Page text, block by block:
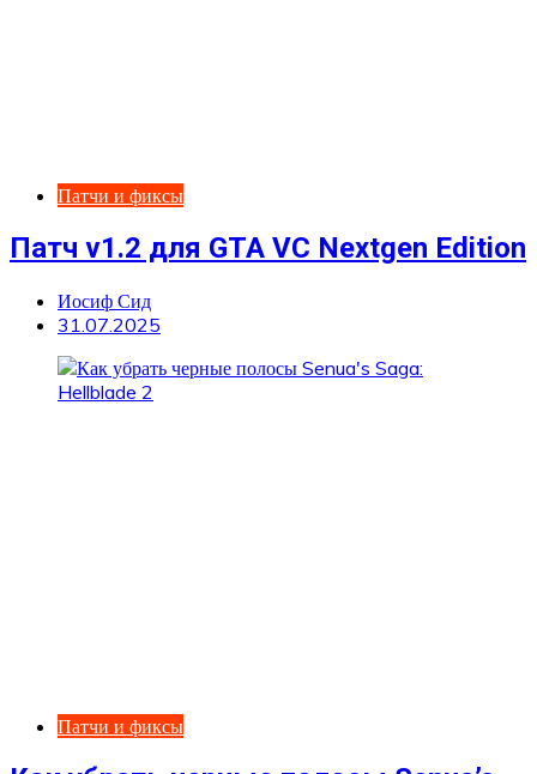
Патчи и фиксы
Патч v1.2 для GTA VC Nextgen Edition
Иосиф Сид
31.07.2025
Патчи и фиксы